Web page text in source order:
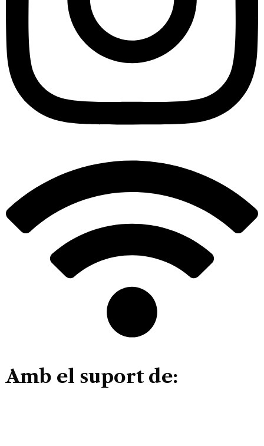
Amb el suport de: